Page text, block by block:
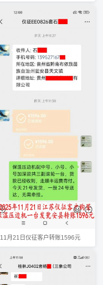
11月21日仪征客户转账1596元